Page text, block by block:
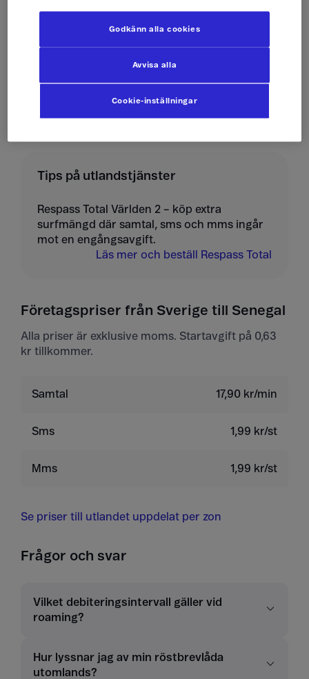
Tips på utlandstjänster
Respass Total Världen 2 – köp extra
surfmängd där samtal, sms och mms ingår
mot en engångsavgift.
Läs mer och beställ Respass Total
Företagspriser från Sverige till Senegal
Alla priser är exklusive moms. Startavgift på 0,63
kr tillkommer.
Samtal 17,90 kr/min
Sms 1,99 kr/st
Mms 1,99 kr/st
Se priser till utlandet uppdelat per zon
Frågor och svar
Vilket debiteringsintervall gäller vid
roaming?
Hur lyssnar jag av min röstbrevlåda
utomlands?
Cookie-inställningar
Avvisa alla
Godkänn alla cookies